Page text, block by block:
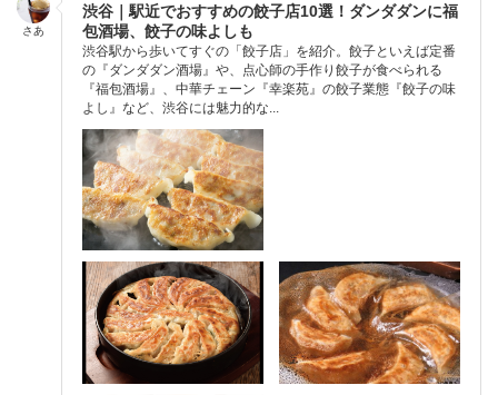
さあ
渋谷｜駅近でおすすめの餃子店10選！ダンダダンに福
包酒場、餃子の味よしも
渋谷駅から歩いてすぐの「餃子店」を紹介。餃子といえば定番
の『ダンダダン酒場』や、点心師の手作り餃子が食べられる
『福包酒場』、中華チェーン『幸楽苑』の餃子業態『餃子の味
よし』など、渋谷には魅力的な...